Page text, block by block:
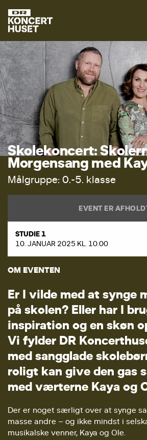
Skolekoncert:Skoler
Morgensang med Ka
Målgruppe: 0.-5. klasse
EVENT ER
STUDIE 1
10. JANUAR 2025 KL. 10.00
OM EVENTEN
Er I vilde med at synge
på skolen? Eller har I bru
inspiration og en skøn o
Vi fylder DR Koncerthus
med sangglade skolebør
roligt kan give den gas s
med værterne Kaya og
Der er noget særligt over at synge
masse andre – og ikke mindst i
musikalske venner, Kaya og Ole.